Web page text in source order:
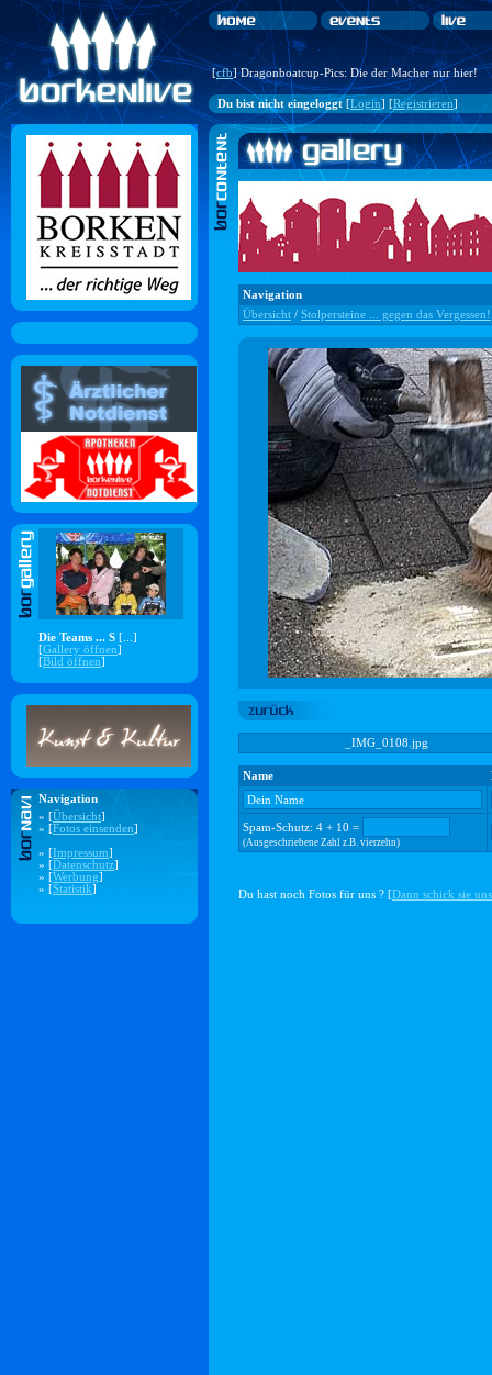
[cfb] Dragonboatcup-Pics: Die der Macher nur hier!
Du bist nicht eingeloggt[Login] [Registrieren]
Die Teams ... S [...]
[Gallery öffnen]
[Bild öffnen]
Navigation
» [Übersicht]
» [Fotos einsenden]
» [Impressum]
» [Datenschutz]
» [Werbung]
» [Statistik]
Navigation
Übersicht / Stolpersteine ... gegen das Vergessen!
_IMG_0108.jpg
Name
Spam-Schutz: 4 + 10 =
(Ausgeschriebene Zahl z.B. vierzehn)
Du hast noch Fotos für uns ? [Dann schick sie uns